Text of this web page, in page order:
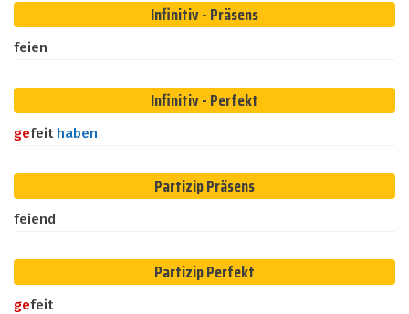
Infinitiv - Präsens
feien
Infinitiv - Perfekt
gefeit haben
Partizip Präsens
feiend
Partizip Perfekt
gefeit